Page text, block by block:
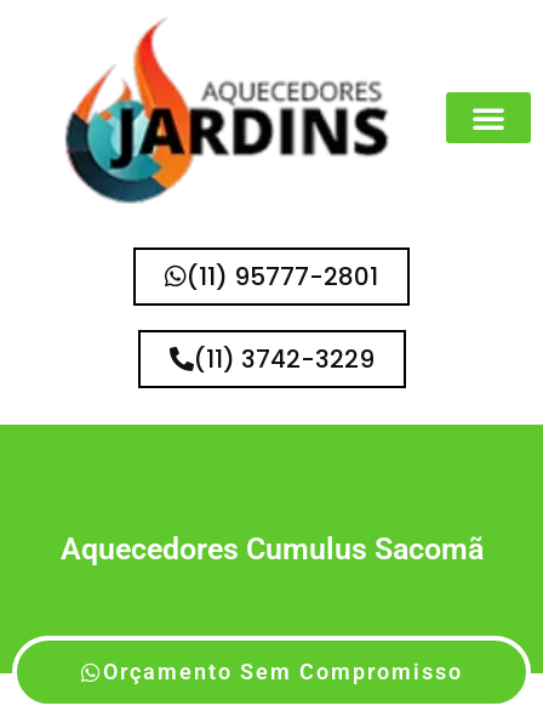
(11) 95777-2801
(11) 3742-3229
Aquecedores Cumulus Sacomã
Orçamento Sem Compromisso